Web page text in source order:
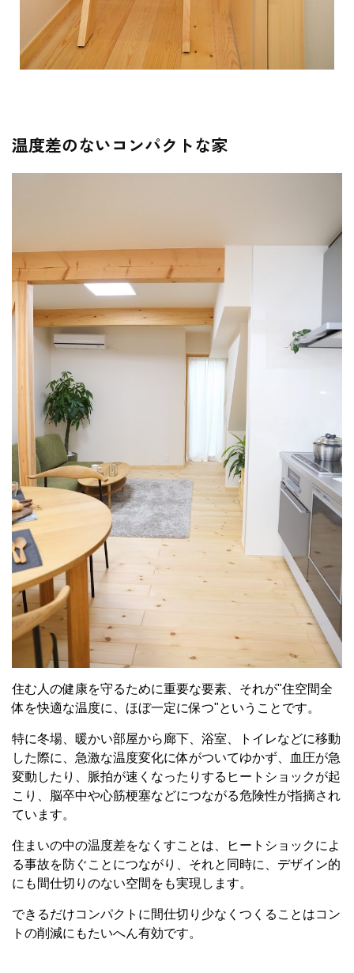
温度差のないコンパクトな家
住む人の健康を守るために重要な要素、それが"住空間全
体を快適な温度に、ほぼ一定に保つ"ということです。
特に冬場、暖かい部屋から廊下、浴室、トイレなどに移動
した際に、急激な温度変化に体がついてゆかず、血圧が急
変動したり、脈拍が速くなったりするヒートショックが起
こり、脳卒中や心筋梗塞などにつながる危険性が指摘され
ています。
住まいの中の温度差をなくすことは、ヒートショックによ
る事故を防ぐことにつながり、それと同時に、デザイン的
にも間仕切りのない空間をも実現します。
できるだけコンパクトに間仕切り少なくつくることはコン
トの削減にもたいへん有効です。